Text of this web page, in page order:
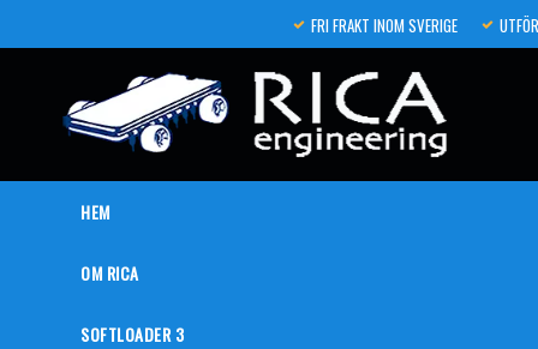
FRI FRAKT INOM SVERIGE
HEM
OM RICA
SOFTLOADER 3